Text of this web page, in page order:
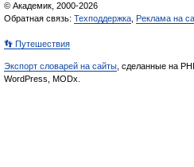
© Академик, 2000-2026
Обратная связь: Техподдержка Реклама на
👣 Путешествия
Экспорт словарей на сайты , сделанные на
WordPress, MODx.